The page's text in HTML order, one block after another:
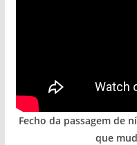
Fecho da passagem de
que